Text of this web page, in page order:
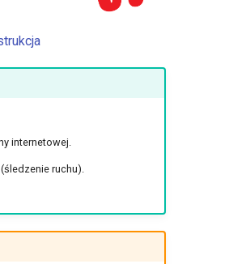
internetowej.
ruchu).